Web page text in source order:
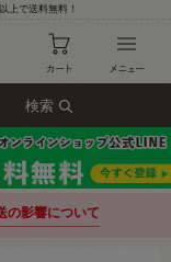
上で送料無料！
検索
の影響について